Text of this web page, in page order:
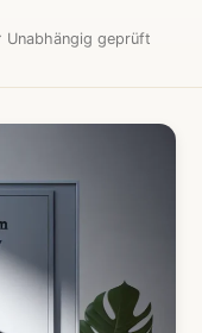
Unabhängig geprüft